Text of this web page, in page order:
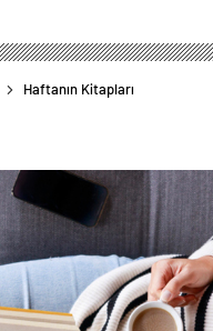
Haftanın Kitapları